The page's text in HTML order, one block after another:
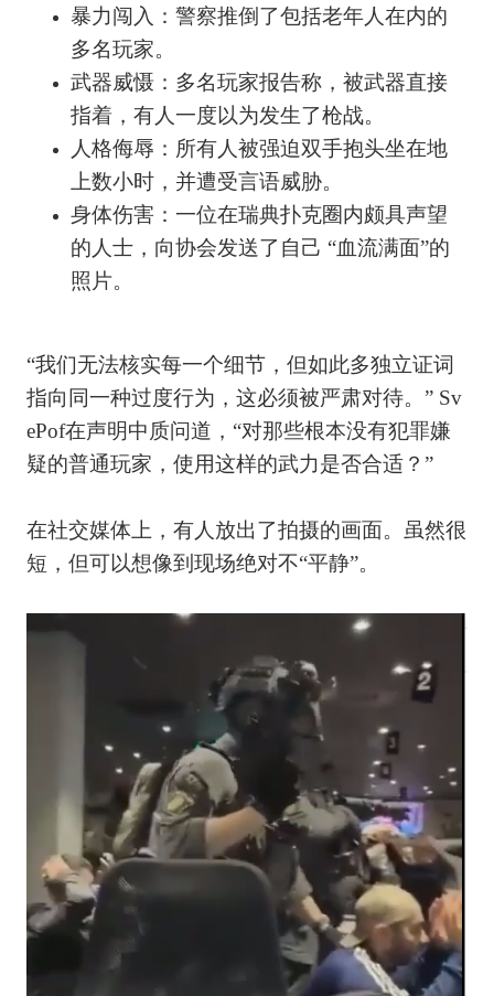
暴力闯入：警察推倒了包括老年人在内的
多名玩家。
武器威慑：多名玩家报告称，被武器直接
指着，有人一度以为发生了枪战。
人格侮辱：所有人被强迫双手抱头坐在地
上数小时，并遭受言语威胁。
身体伤害：一位在瑞典扑克圈内颇具声望
的人士，向协会发送了自己 “血流满面”的
照片。
“我们无法核实每一个细节，但如此多独立证词
指向同一种过度行为，这必须被严肃对待。” Sv
ePof在声明中质问道，“对那些根本没有犯罪嫌
疑的普通玩家，使用这样的武力是否合适？”
在社交媒体上，有人放出了拍摄的画面。虽然很
短，但可以想像到现场绝对不“平静”。